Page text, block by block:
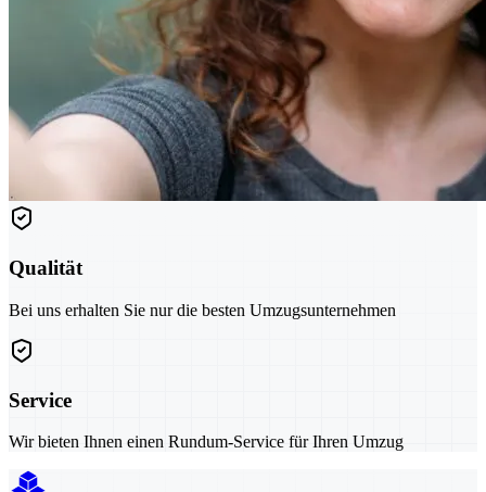
Qualität
Bei uns erhalten Sie nur die besten Umzugsunternehmen
Service
Wir bieten Ihnen einen Rundum-Service für Ihren Umzug